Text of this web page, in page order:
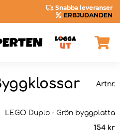
Snabba leveranser
ERBJUDANDEN
Artnr.
LEGO Duplo - Grön byggplatta
154 kr